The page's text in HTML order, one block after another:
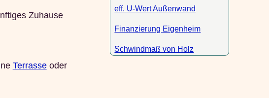
Zuhause
Terrasseoder
eff. U-Wert Außenwand
Finanzierung Eigenheim
Schwindmaß von Holz